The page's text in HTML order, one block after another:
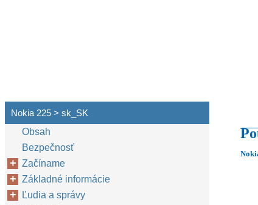
Nokia 225 > sk_SK
Obsah
Bezpečnosť
Začíname
Základné informácie
Ľudia a správy